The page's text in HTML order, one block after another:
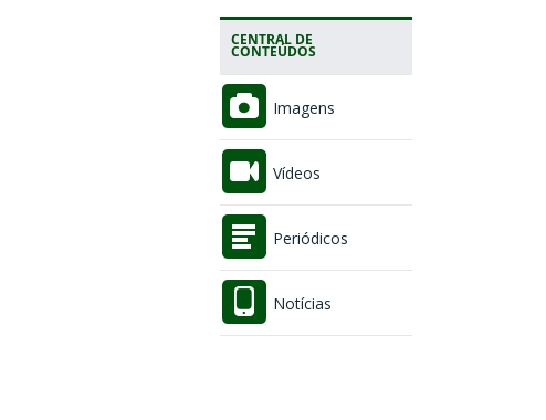
CENTRAL DE
CONTEÚDOS
Imagens
Vídeos
Periódicos
Notícias